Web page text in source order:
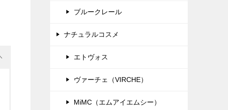
ブルークレール
ナチュラルコスメ
エトヴォス
ヴァーチェ（VIRCHE）
MiMC（エムアイエムシー）